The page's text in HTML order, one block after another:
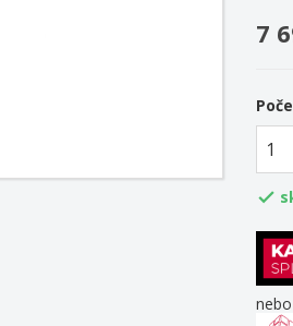
7

nebo